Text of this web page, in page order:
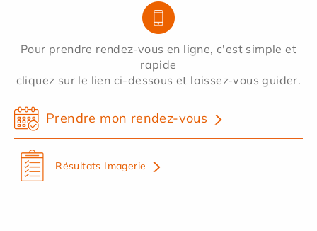
Pour prendre rendez-vous en ligne, c'est simple et
rapide
cliquez sur le lien ci-dessous et laissez-vous guider.
Prendre mon rendez-vous
Résultats Imagerie